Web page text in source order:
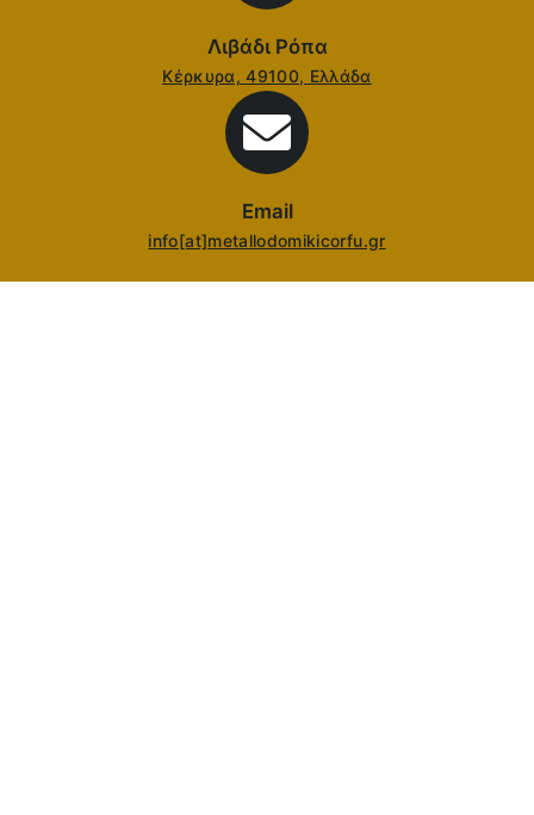
Λιβάδι Ρόπα
Κέρκυρα, 49100, Ελλάδα
Email
info[at]metallodomikicorfu.gr